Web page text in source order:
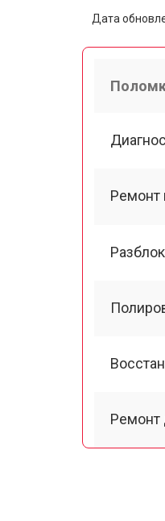
Дата
Ремонт
Ремонт